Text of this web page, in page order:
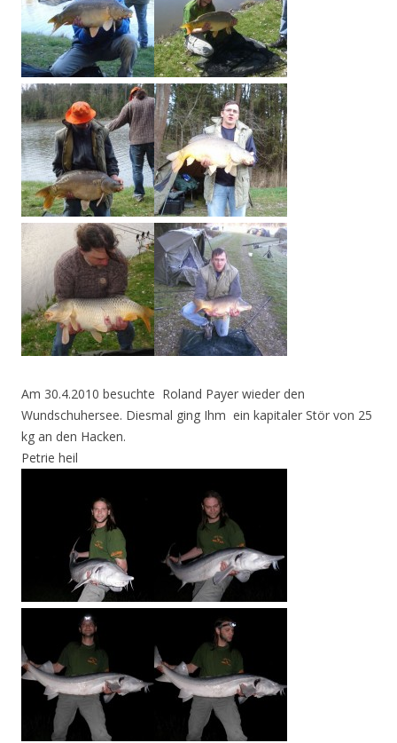
Am 30.4.2010 besuchte Roland Payer wieder den
Wundschuhersee. Diesmal ging Ihm ein kapitaler Stör von 25
kg an den Hacken.
Petrie heil